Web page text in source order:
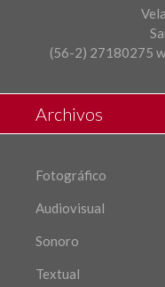
(56-2) 27180275
Archivos
Fotográfico
Audiovisual
Sonoro
Textual